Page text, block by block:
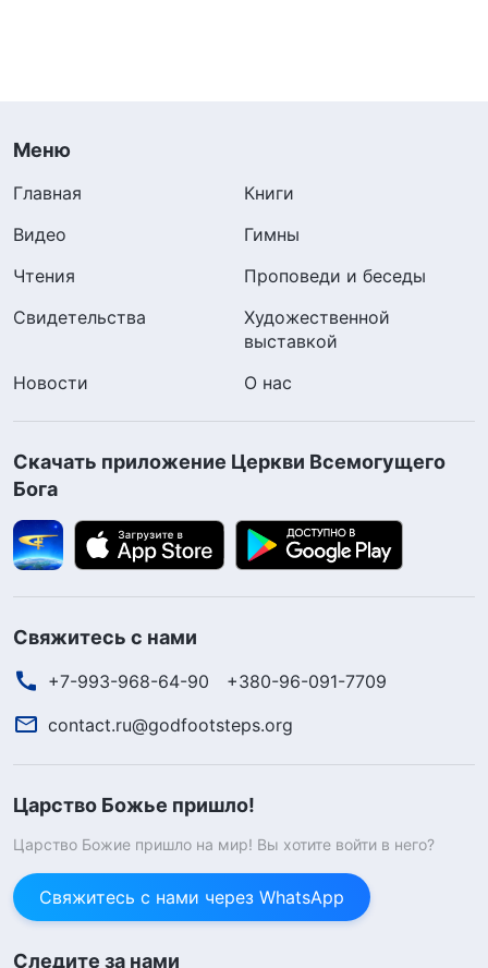
Меню
Главная
Книги
Видео
Гимны
Чтения
Проповеди и беседы
Свидетельства
Художественной
выставкой
Новости
О нас
Скачать приложение Церкви Всемогущего
Бога
Свяжитесь с нами
+7-993-968-64-90
+380-96-091-7709
contact.ru@godfootsteps.org
Царство Божье пришло!
Царство Божие пришло на мир! Вы хотите войти в него?
Свяжитесь с нами через WhatsApp
Следите за нами